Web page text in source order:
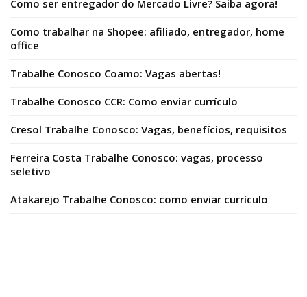
Como ser entregador do Mercado Livre? Saiba agora!
Como trabalhar na Shopee: afiliado, entregador, home
office
Trabalhe Conosco Coamo: Vagas abertas!
Trabalhe Conosco CCR: Como enviar currículo
Cresol Trabalhe Conosco: Vagas, benefícios, requisitos
Ferreira Costa Trabalhe Conosco: vagas, processo
seletivo
Atakarejo Trabalhe Conosco: como enviar currículo